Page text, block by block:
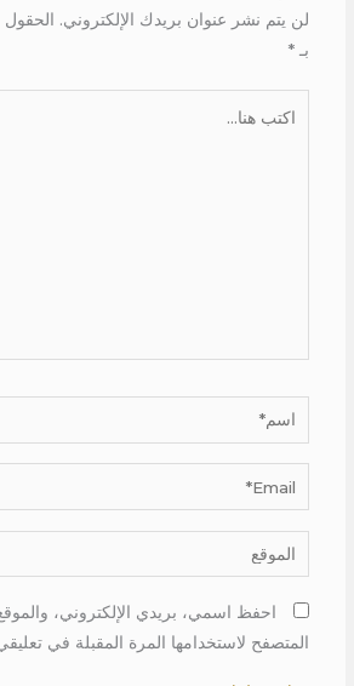
لن يتم نشر عنوان بريدك الإلكتروني. الحقول
بـ *
اسم*
Email*
الموقع
احفظ اسمي، بريدي الإلكتروني،
المتصفح لاستخدامها المرة المقبلة في